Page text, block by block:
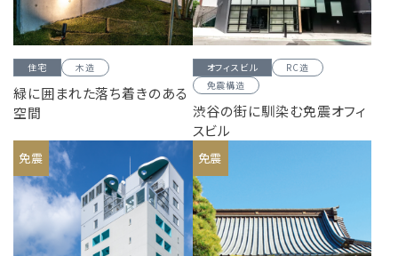
住宅 木造
緑に囲まれた落ち着きのある
空間
オフィスビル
RC造
免震構造
渋谷の街に馴染む免震オフィ
スビル
免震 免震